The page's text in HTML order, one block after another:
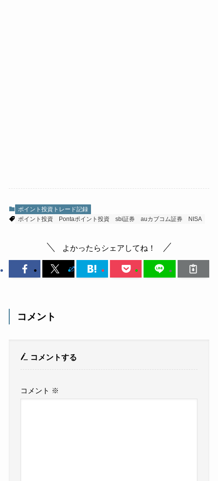
ポイント投資トレード記録
ポイント投資
Pontaポイント投資 sbi証券 auカブコム証券 NISA
よかったらシェアしてね！
コメント
コメントする
コメント ※